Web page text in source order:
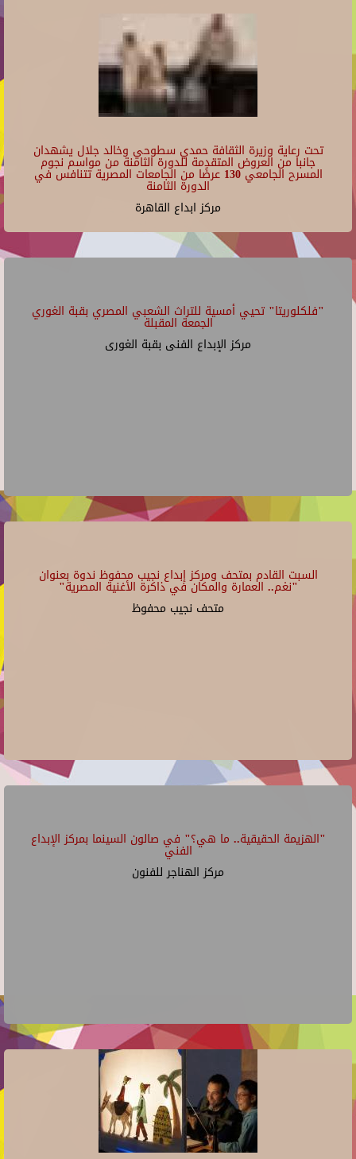
تحت رعاية وزيرة الثقافة حمدي سطوحي وخالد جلال يشهدان
جانبا من العروض المتقدمة للدورة الثامنة من مواسم نجوم
المسرح الجامعي 130 عرضًا من الجامعات المصرية تتنافس في
الدورة الثامنة
مركز ابداع القاهرة
"فلكلوريتا" تحيي أمسية للتراث الشعبي المصري بقبة الغوري
الجمعة المقبلة
مركز الإبداع الفنى بقبة الغورى
السبت القادم بمتحف ومركز إبداع نجيب محفوظ ندوة بعنوان
"نغم.. العمارة والمكان في ذاكرة الأغنية المصرية"
متحف نجيب محفوظ
"الهزيمة الحقيقية.. ما هي؟" في صالون السينما بمركز الإبداع
الفني
مركز الهناجر للفنون